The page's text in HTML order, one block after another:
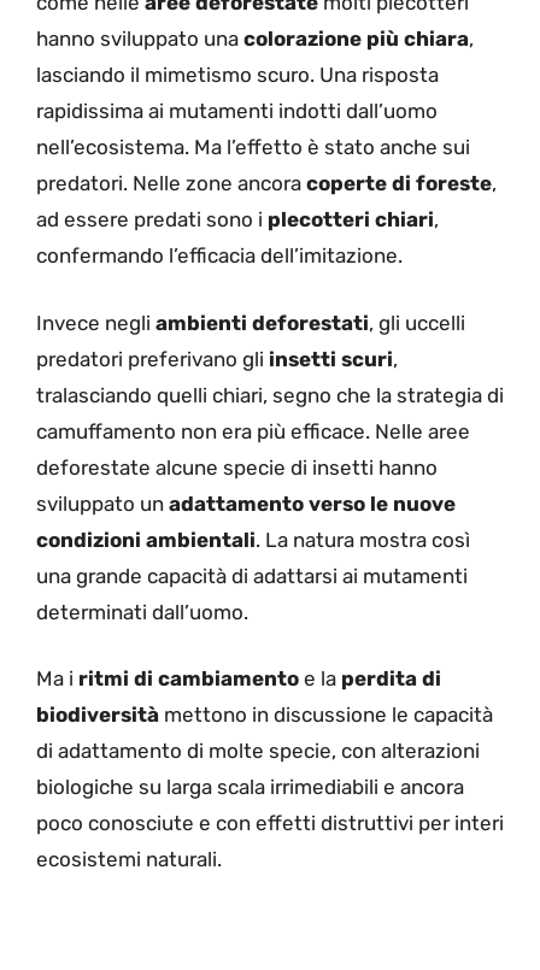
hanno sviluppato una colorazione più chiara,
lasciando il mimetismo scuro. Una risposta
rapidissima ai mutamenti indotti dall’uomo
nell’ecosistema. Ma l’effetto è stato anche sui
predatori. Nelle zone ancora coperte di foreste,
ad essere predati sono i plecotteri chiari,
confermando l’efficacia dell’imitazione.
Invece negli ambienti deforestati, gli uccelli
predatori preferivano gli insetti scuri,
tralasciando quelli chiari, segno che la strategia di
camuffamento non era più efficace. Nelle aree
deforestate alcune specie di insetti hanno
sviluppato un adattamento verso le nuove
condizioni ambientali. La natura mostra così
una grande capacità di adattarsi ai mutamenti
determinati dall’uomo.
Ma i ritmi di cambiamento e la perdita di
biodiversità mettono in discussione le capacità
di adattamento di molte specie, con alterazioni
biologiche su larga scala irrimediabili e ancora
poco conosciute e con effetti distruttivi per interi
ecosistemi naturali.